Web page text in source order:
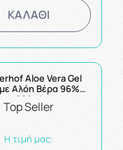
ΚΑΛΑΘΙ
Aloe Vera Gel
Αλόη Βέρα 96%
200ml
Top Seller
Η τιμή μας: